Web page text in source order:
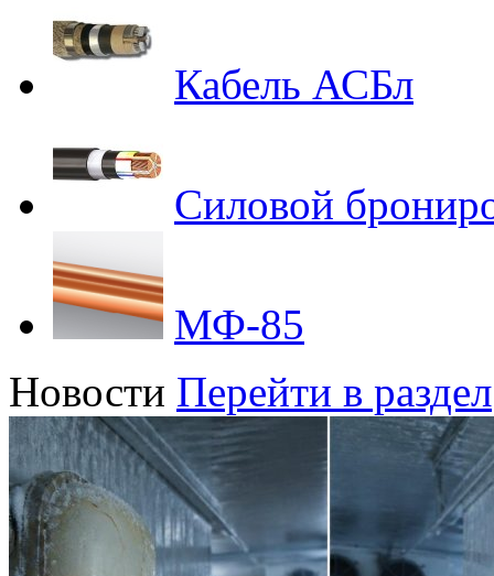
Кабель АСБл
Силовой
МФ-85
Новости Перейти в раздел